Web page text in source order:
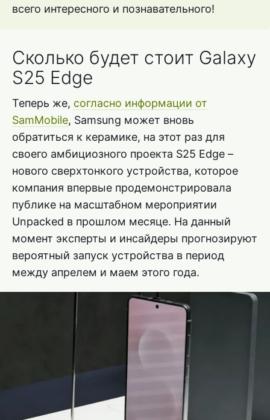
всего интересного и познавательного!
Сколько будет стоит Galaxy
S25 Edge
Теперь же, согласно информации от
SamMobile, Samsung может вновь
обратиться к керамике, на этот раз для
своего амбициозного проекта S25 Edge –
нового сверхтонкого устройства, которое
компания впервые продемонстрировала
публике на масштабном мероприятии
Unpacked в прошлом месяце. На данный
момент эксперты и инсайдеры прогнозируют
вероятный запуск устройства в период
между апрелем и маем этого года.